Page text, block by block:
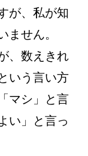
が、私が知
ません。
、数えきれ
いう言い方
マシ」と言
い」と言っ